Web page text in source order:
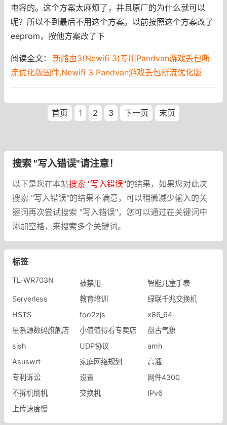
电容的。这个方案太麻烦了，并且原厂的为什么就可以
呢？所以不到最后不用这个方案。以前按照这个方案改了
eeprom，按他方案改了下
阅读全文：
新路由3(Newifi 3)专用Pandvan游戏丢包断
流优化版固件,Newifi 3 Pandvan游戏丢包断流优化版
首页 1 2 3 下一页 末页
搜索 "写入错误"请注意！
以下是您在本站搜索 "写入错误"的结果，如果您对此次
搜索 "写入错误"的结果不满意，可以稍微减少输入的关
键词再次尝试搜索 "写入错误"，您可以通过在关键词中
添加空格，来搜索多个关键词。
标签
TL-WR703N 被禁用
智能儿童手表
Serverless
教育培训
绿联千兆交换机
HSTS
foo2zjs
x86_64
星系源数码旗舰店
小值值得看专卖店
盘古气象
sish
UDP协议
amh
Asuswrt
家庭网络规划
高通
专利诉讼
设置
网件4300
不拆机刷机
交换机
IPv6
上传速度慢